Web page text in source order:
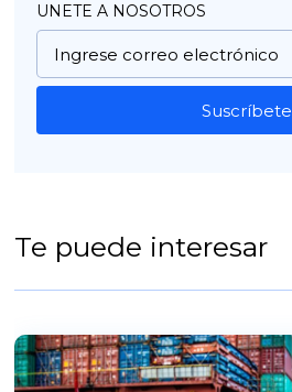
UNETE A NOSOTROS
Suscríbete
Te puede interesar